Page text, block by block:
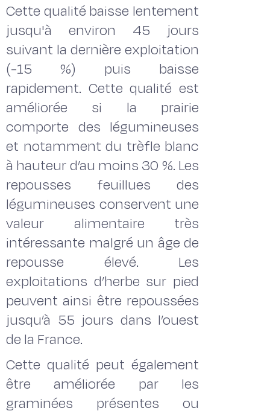
Cette qualité baisse lentement
jusqu'à environ 45 jours
suivant la dernière exploitation
(-15 %) puis baisse
rapidement. Cette qualité est
améliorée si la prairie
comporte des légumineuses
et notamment du trèfle blanc
à hauteur d’au moins 30 %. Les
repousses feuillues des
légumineuses conservent une
valeur alimentaire très
intéressante malgré un âge de
repousse élevé. Les
exploitations d’herbe sur pied
peuvent ainsi être repoussées
jusqu’à 55 jours dans l’ouest
de la France.
Cette qualité peut également
être améliorée par les
graminées présentes ou